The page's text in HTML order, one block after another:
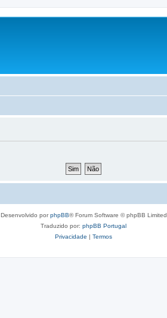
Desenvolvido porphpBB® Forum Software © phpBB Limited
Traduzido por: phpBB Portugal
Privacidade | Termos